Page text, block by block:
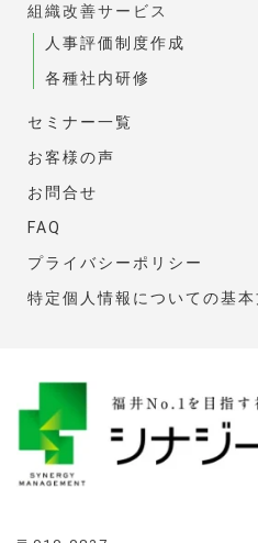
組織改善サービス
人事評価制度作成
各種社内研修
セミナー一覧
お客様の声
お問合せ
FAQ
プライバシーポリシー
特定個人情報についての基本